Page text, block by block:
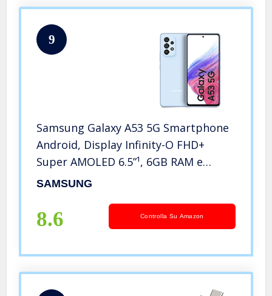
9
Samsung Galaxy A53 5G Smartphone
Android, Display Infinity-O FHD+
Super AMOLED 6.5”¹, 6GB RAM e
128GB di memoria interna
Awesome Blue [Versione Italiana]
SAMSUNG
8.6 Controlla Su Amazon